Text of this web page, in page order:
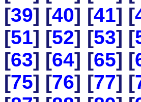
[39] [40] [41] [
[51] [52] [53] [
[63] [64] [65] [
[75] [76] [77] [